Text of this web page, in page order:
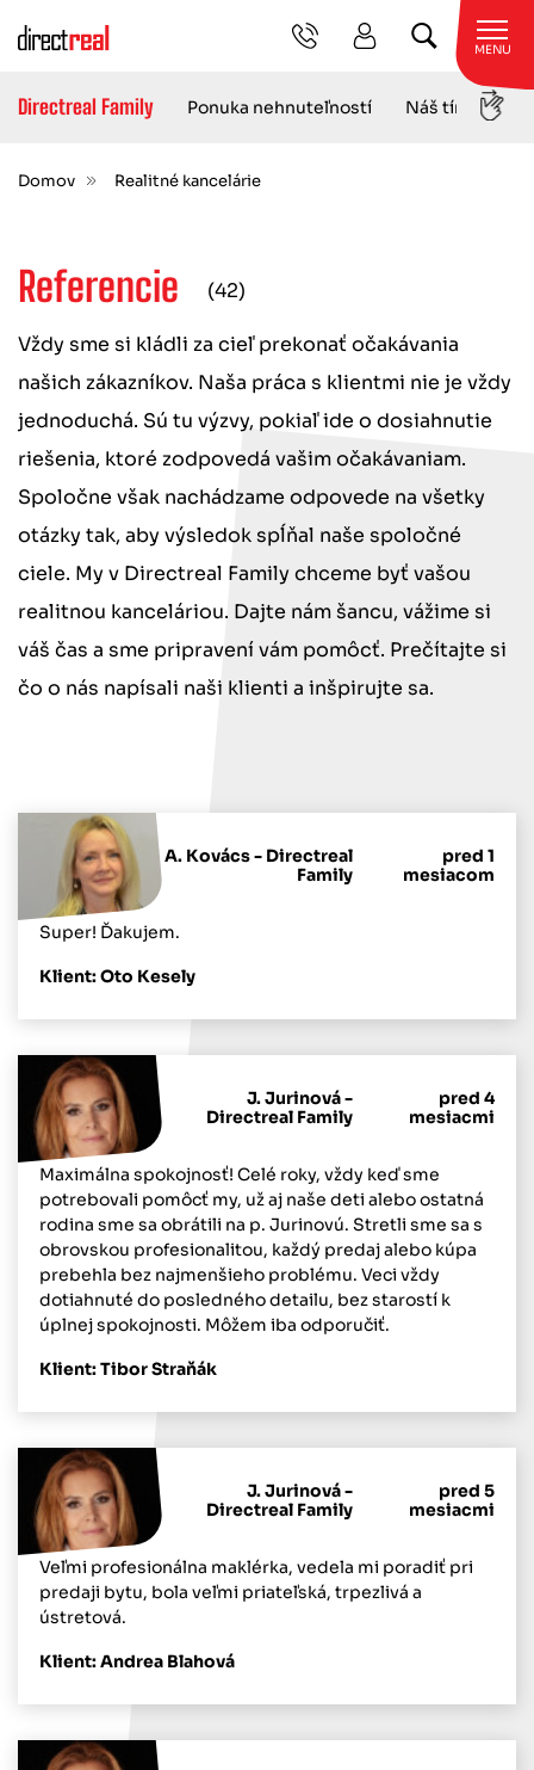
MENU
Directreal Family Ponuka nehnuteľností Náš tím
Domov Realitné kancelárie
Referencie (42)
Vždy sme si kládli za cieľ prekonať očakávania
našich zákazníkov. Naša práca s klientmi nie je vždy
jednoduchá. Sú tu výzvy, pokiaľ ide o dosiahnutie
riešenia, ktoré zodpovedá vašim očakávaniam.
Spoločne však nachádzame odpovede na všetky
otázky tak, aby výsledok spĺňal naše spoločné
ciele. My v Directreal Family chceme byť vašou
realitnou kanceláriou. Dajte nám šancu, vážime si
váš čas a sme pripravení vám pomôcť. Prečítajte si
čo o nás napísali naši klienti a inšpirujte sa.
A. Kovács - Directreal
Family
pred 1
mesiacom
Super! Ďakujem.
Klient: Oto Kesely
J. Jurinová -
Directreal Family
pred 4
mesiacmi
Maximálna spokojnosť! Celé roky, vždy keď sme
potrebovali pomôcť my, už aj naše deti alebo ostatná
rodina sme sa obrátili na p. Jurinovú. Stretli sme sa s
obrovskou profesionalitou, každý predaj alebo kúpa
prebehla bez najmenšieho problému. Veci vždy
dotiahnuté do posledného detailu, bez starostí k
úplnej spokojnosti. Môžem iba odporučiť.
Klient: Tibor Straňák
J. Jurinová -
Directreal Family
pred 5
mesiacmi
Veľmi profesionálna maklérka, vedela mi poradiť pri
predaji bytu, bola veľmi priateľská, trpezlivá a
ústretová.
Klient: Andrea Blahová